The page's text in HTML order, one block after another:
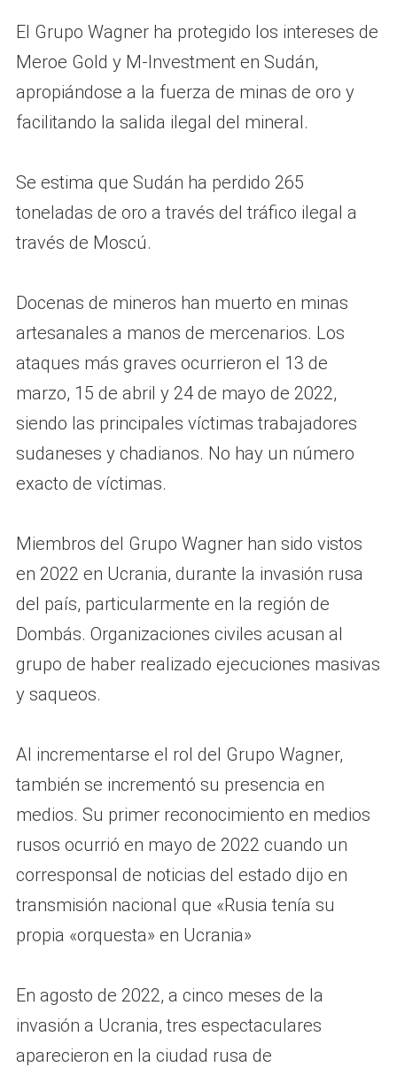
El Grupo Wagner ha protegido los intereses de
Meroe Gold y M-Investment en Sudán,
apropiándose a la fuerza de minas de oro y
facilitando la salida ilegal del mineral.
Se estima que Sudán ha perdido 265
toneladas de oro a través del tráfico ilegal a
través de Moscú.
Docenas de mineros han muerto en minas
artesanales a manos de mercenarios. Los
ataques más graves ocurrieron el 13 de
marzo, 15 de abril y 24 de mayo de 2022,
siendo las principales víctimas trabajadores
sudaneses y chadianos. No hay un número
exacto de víctimas.
Miembros del Grupo Wagner han sido vistos
en 2022 en Ucrania, durante la invasión rusa
del país, particularmente en la región de
Dombás. Organizaciones civiles acusan al
grupo de haber realizado ejecuciones masivas
y saqueos.
Al incrementarse el rol del Grupo Wagner,
también se incrementó su presencia en
medios. Su primer reconocimiento en medios
rusos ocurrió en mayo de 2022 cuando un
corresponsal de noticias del estado dijo en
transmisión nacional que «Rusia tenía su
propia «orquesta» en Ucrania»
En agosto de 2022, a cinco meses de la
invasión a Ucrania, tres espectaculares
aparecieron en la ciudad rusa de